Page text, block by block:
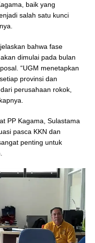
baik yang
salah satu kunci
bahwa fase
dimulai pada bulan
“UGM menetapkan
provinsi dan
perusahaan rokok,
PP Kagama, Sulastama
pasca KKN dan
penting untuk